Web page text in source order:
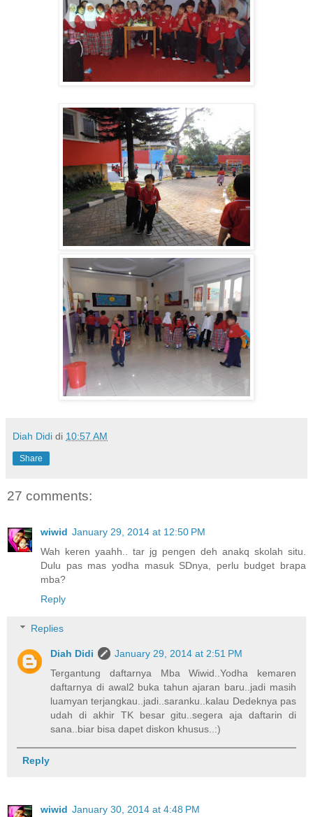
Diah Didi di 10:57 AM
Share
27 comments:
wiwid January 29, 2014 at 12:50 PM
Wah keren yaahh.. tar jg pengen deh anakq skolah situ.
Dulu pas mas yodha masuk SDnya, perlu budget brapa
mba?
Reply
Replies
Diah Didi
January 29, 2014 at 2:51 PM
Tergantung daftarnya Mba Wiwid..Yodha kemaren
daftarnya di awal2 buka tahun ajaran baru..jadi masih
luamyan terjangkau..jadi..saranku..kalau Dedeknya pas
udah di akhir TK besar gitu..segera aja daftarin di
sana..biar bisa dapet diskon khusus..:)
Reply
wiwid January 30, 2014 at 4:48 PM